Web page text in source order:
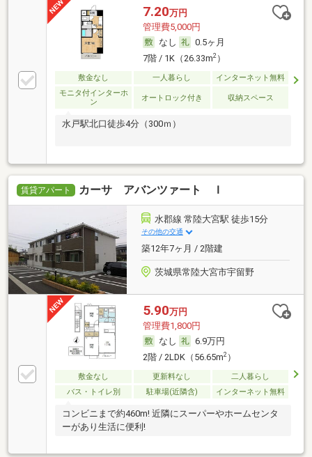
7.20万円
管理費5,000円
なし
0.5ヶ月
7階 / 1K（26.33m2）
敷金なし 一人暮らし
インターネット無料
モニタ付インターホ
ン
オートロック付き 収納スペース
水戸駅北口徒歩4分（300ｍ）
賃貸アパート カーサ アバンツァート Ｉ
水郡線 常陸大宮駅 徒歩15分
その他の交通
築12年7ヶ月 / 2階建
茨城県常陸大宮市宇留野
5.90万円
管理費1,800円
なし
6.9万円
2階 / 2LDK（56.65m2）
敷金なし 更新料なし
二人暮らし
バス・トイレ別
駐車場(近隣含) インターネット無料
コンビニまで約460m! 近隣にスーパーやホームセンタ
ーがあり生活に便利!